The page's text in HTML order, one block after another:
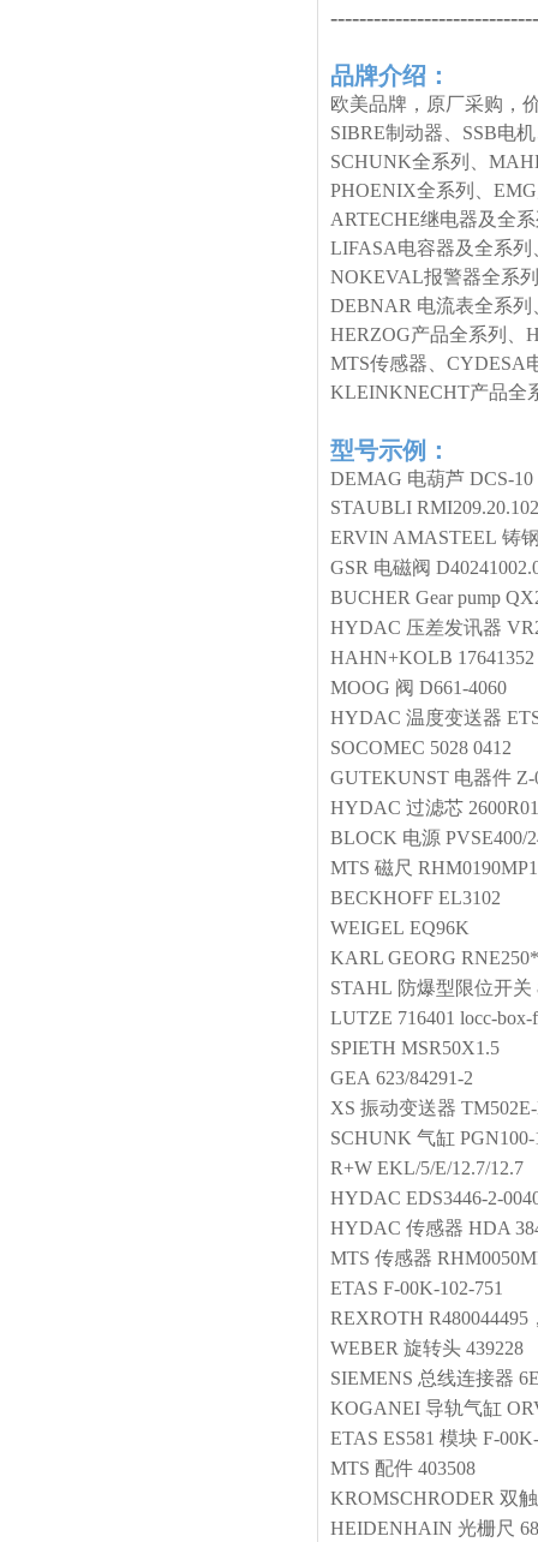
品牌介绍：
欧美品牌，原厂采购，
SIBRE制动器、SSB电
SCHUNK全系列、
PHOENIX全系列、
ARTECHE继电器及全
LIFASA电容器及全系
NOKEVAL报警器全系
DEBNAR 电流表全系
HERZOG产品全系列、
MTS传感器、CYDESA
KLEINKNECHT产品全
型号示例：
DEMAG 电葫芦 DCS-
STAUBLI
ERVIN AMASTEEL 铸
GSR 电磁阀
BUCHER Gear pump
HYDAC 压差发讯器
HAHN+KOLB 17641352
MOOG 阀 D661-4060
HYDAC 温度变送器
SOCOMEC 5028 0412
GUTEKUNST 电器件 Z-
HYDAC 过滤芯
BLOCK 电源 PVSE400/
MTS 磁尺
BECKHOFF EL3102
WEIGEL EQ96K
KARL GEORG
STAHL 防爆型限位开关
LUTZE 716401 locc-box-
SPIETH MSR50X1.5
GEA 623/84291-2
XS 振动变送器
SCHUNK 气缸 PGN100-
R+W EKL/5/E/12.7/12.7
HYDAC EDS3446-2-
HYDAC 传感器 HDA
MTS 传感器
ETAS F‑00K‑102‑751
REXROTH R480044495
WEBER 旋转头 439228
SIEMENS 总线连接器
KOGANEI 导轨气缸
ETAS ES581 模块 F-
MTS 配件 403508
KROMSCHRODER 双
HEIDENHAIN 光栅尺